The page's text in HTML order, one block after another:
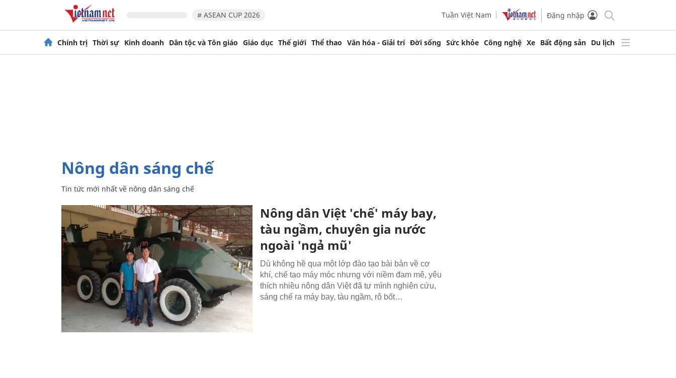
# ASEAN CUP 2026 Tuần Việt Nam Đăng nhập
Chính trị Thời sự Kinh doanh Dân tộc và Tôn giáo Giáo dục Thế giới Thể thao Văn hóa - Giải trí Đời sống Sức khỏe Công nghệ Xe Bất động sản Du lịch
nông dân sáng chế
Tin tức mới nhất về nông dân sáng chế
Nông dân Việt 'chế' máy bay,
tàu ngầm, chuyên gia nước
ngoài 'ngả mũ'
Dù không hề qua một lớp đào tạo bài bản về cơ
khí, chế tạo máy móc nhưng với niềm đam mê, yêu
thích nhiều nông dân Việt đã tự mình nghiên cứu,
sáng chế ra máy bay, tàu ngầm, rô bốt…